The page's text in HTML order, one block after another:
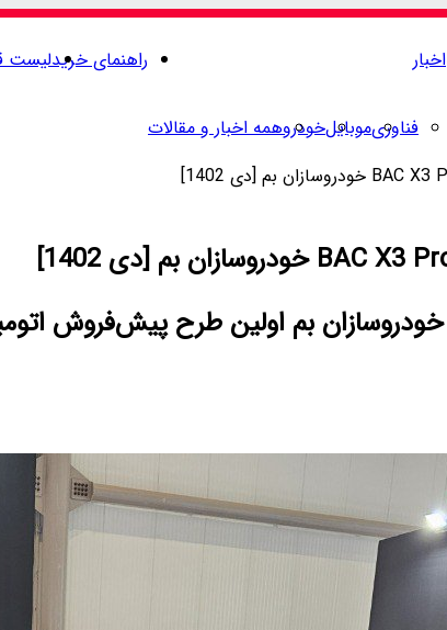
اخبار
فناوریموبایلخودروهمه اخبار و مقالات
راهنمای خریدلیست